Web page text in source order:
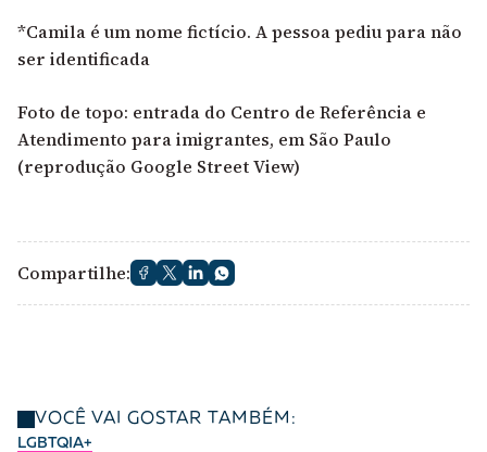
*Camila é um nome fictício. A pessoa pediu para não
ser identificada
Foto de topo: entrada do Centro de Referência e
Atendimento para imigrantes, em São Paulo
(reprodução Google Street View)
Compartilhe:
VOCÊ VAI GOSTAR TAMBÉM:
LGBTQIA+